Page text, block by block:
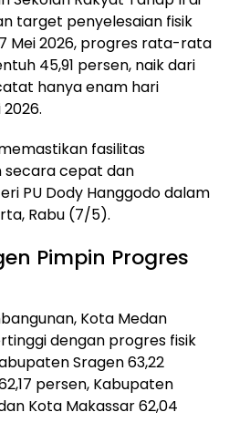
target penyelesaian fisik
Mei 2026, progres rata-rata
45,91 persen, naik dari
hanya enam hari
fasilitas
secara cepat dan
PU Dody Hanggodo dalam
Rabu (7/5).
Pimpin Progres
Kota Medan
dengan progres fisik
Sragen 63,22
persen, Kabupaten
Kota Makassar 62,04